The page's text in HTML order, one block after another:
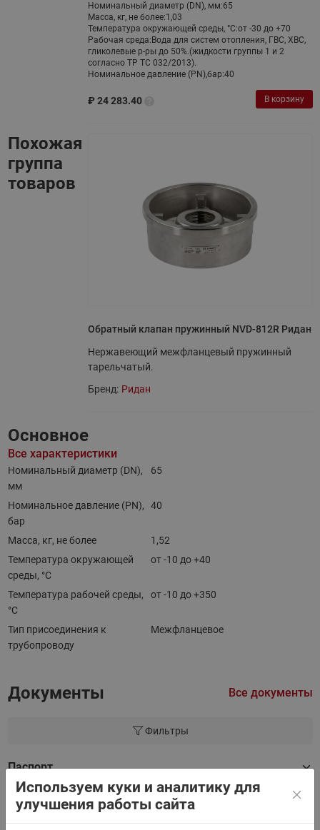
Номинальный диаметр (DN), мм:65
Масса, кг, не более:1,03
Температура окружающей среды, °С:от -30 до +70
Рабочая среда: Вода для систем отопления, ГВС, ХВС,
гликолевые р-ры до 50%.(жидкости группы 1 и 2
согласно ТР ТС 032/2013).
Номинальное давление (PN),бар:40
₽ 24 283.40 В корзину
Похожая
группа
товаров
Обратный клапан пружинный NVD-812R Ридан
Нержавеющий межфланцевый пружинный
тарельчатый.
Бренд: Ридан
Основное
Все характеристики
Номинальный диаметр (DN),
мм
65
Номинальное давление (PN),
бар
40
Масса, кг, не более
1,52
Температура окружающей
среды, °С
от -10 до +40
Температура рабочей среды,
°С
от -10 до +350
Тип присоединения к
трубопроводу
Межфланцевое
Документы Все документы
Фильтры
Паспорт
Руководство
Используем куки и аналитику для
улучшения работы сайта